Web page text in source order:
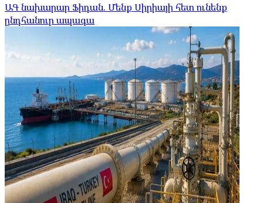
ԱԳ նախարար Ֆիդան. Մենք Սիրիայի հետ ունենք
ընդհանուր ապագա